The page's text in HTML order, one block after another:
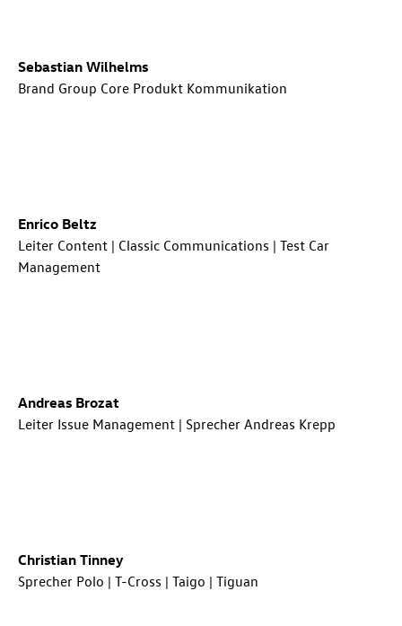
Sebastian Wilhelms
Brand Group Core Produkt Kommunikation
Enrico Beltz
Leiter Content | Classic Communications | Test Car
Management
Andreas Brozat
Leiter Issue Management | Sprecher Andreas Krepp
Christian Tinney
Sprecher Polo | T-Cross | Taigo | Tiguan